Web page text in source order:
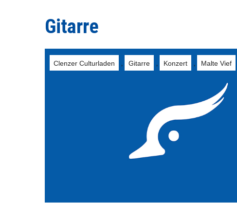
Gitarre
Clenzer Culturladen , Gitarre , Konzert , Malte Vief